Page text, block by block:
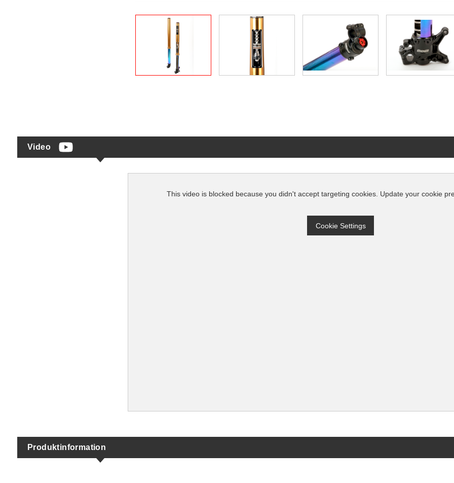
Video
This video is blocked because you didn't accept targeting
Cookie Settings
Produktinformation